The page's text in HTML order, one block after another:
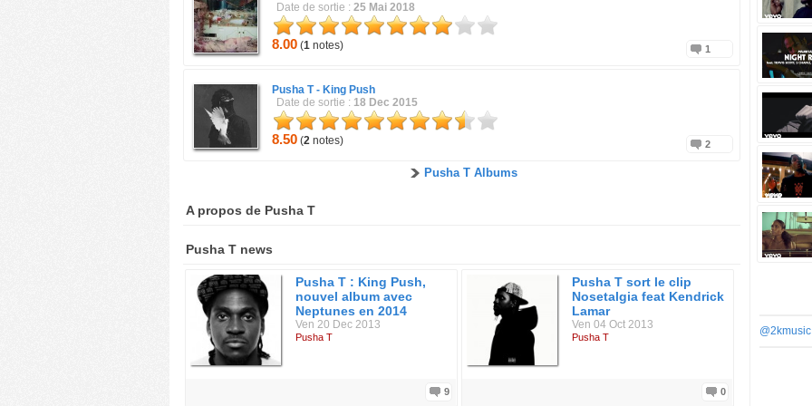
Date de sortie : 25 Mai 2018
8.00 (1 notes) 1
Pusha T - King Push
Date de sortie : 18 Dec 2015
8.50 (2 notes) 2
Pusha T Albums
A propos de Pusha T
Pusha T news
Pusha T : King Push,
nouvel album avec
Neptunes en 2014
Ven 20 Dec 2013
Pusha T
9
Pusha T sort le clip
Nosetalgia feat Kendrick
Lamar
Ven 04 Oct 2013
Pusha T
0
@2kmusic